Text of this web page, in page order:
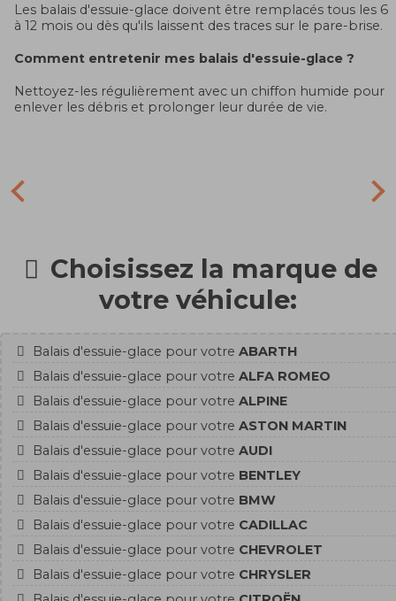
Les balais d'essuie-glace doivent être remplacés tous les 6
à 12 mois ou dès qu'ils laissent des traces sur le pare-brise.
Comment entretenir mes balais d'essuie-glace ?
Nettoyez-les régulièrement avec un chiffon humide pour
enlever les débris et prolonger leur durée de vie.
Choisissez la marque de
votre véhicule:
Balais d'essuie-glace pour votre ABARTH
Balais d'essuie-glace pour votre ALFA ROMEO
Balais d'essuie-glace pour votre ALPINE
Balais d'essuie-glace pour votre ASTON MARTIN
Balais d'essuie-glace pour votre AUDI
Balais d'essuie-glace pour votre BENTLEY
Balais d'essuie-glace pour votre BMW
Balais d'essuie-glace pour votre CADILLAC
Balais d'essuie-glace pour votre CHEVROLET
Balais d'essuie-glace pour votre CHRYSLER